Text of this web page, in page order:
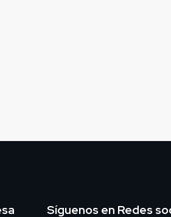
Síguenos en Redes